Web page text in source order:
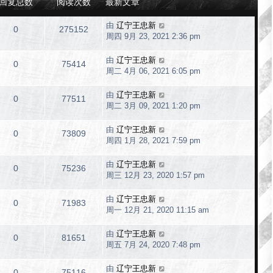
0 275152 由 辽宁王忠新
周四 9月 23, 2021 2:36 pm
0 75414 由 辽宁王忠新
周二 4月 06, 2021 6:05 pm
0 77511 由 辽宁王忠新
周二 3月 09, 2021 1:20 pm
0 73809 由 辽宁王忠新
周四 1月 28, 2021 7:59 pm
0 75236 由 辽宁王忠新
周三 12月 23, 2020 1:57 pm
0 71983 由 辽宁王忠新
周一 12月 21, 2020 11:15 am
0 81651 由 辽宁王忠新
周五 7月 24, 2020 7:48 pm
由 辽宁王忠新